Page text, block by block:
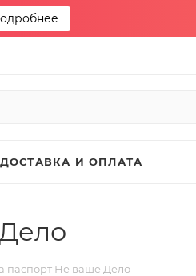
ДОСТАВКА И ОПЛАТА
паспорт Не ваше Дело